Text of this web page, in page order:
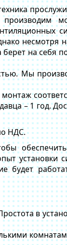
несмотря
на себя
Мы
– 1 год.
НДС.
установки
будет
в